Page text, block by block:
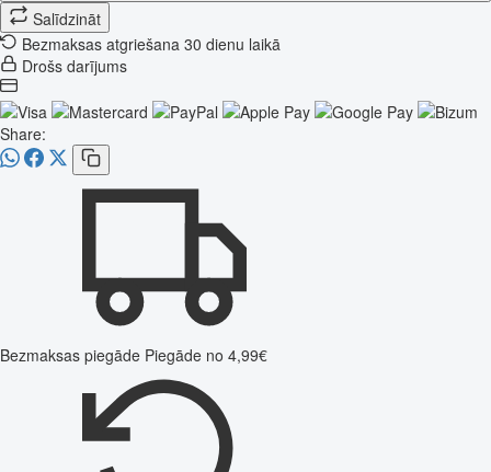
Salīdzināt
Bezmaksas atgriešana 30 dienu laikā
Drošs darījums
Share:
Bezmaksas piegāde Piegāde no 4,99€